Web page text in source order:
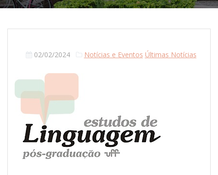
02/02/2024 Notícias e Eventos Últimas Notícias